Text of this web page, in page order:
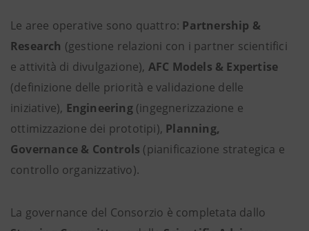
Le aree operative sono quattro: Partnership &
Research (gestione relazioni con i partner scientifici
e attività di divulgazione), AFC Models & Expertise
(definizione delle priorità e validazione delle
iniziative), Engineering(ingegnerizzazione e
ottimizzazione dei prototipi), Planning,
Governance & Controls (pianificazione strategica e
controllo organizzativo).
La governance del Consorzio è completata dallo